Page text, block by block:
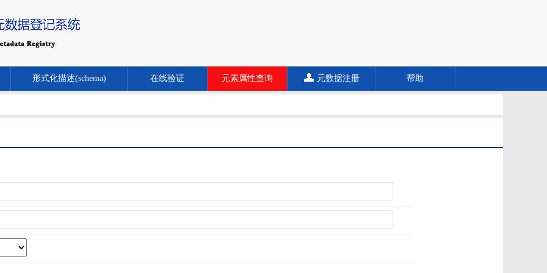
形式化描述(schema) 在线验证 元素属性查询 元数据注册 帮助